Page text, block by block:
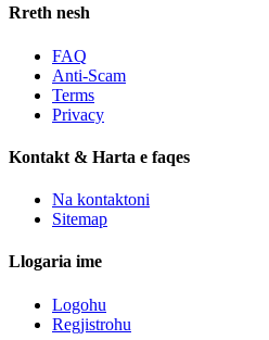
Rreth nesh
FAQ
Anti-Scam
Terms
Privacy
Kontakt & Harta e faqes
Na kontaktoni
Sitemap
Llogaria ime
Logohu
Regjistrohu